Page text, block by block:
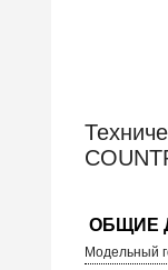
Модельный